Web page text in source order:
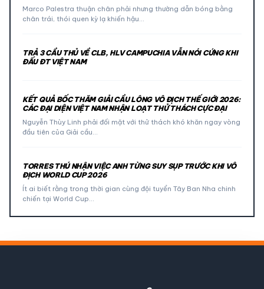
Marco Palestra thuận chân phải nhưng thường dẫn bóng bằng
chân trái, thói quen kỳ lạ khiến hậu…
TRẢ 3 CẦU THỦ VỀ CLB, HLV CAMPUCHIA VẪN NÓI CỨNG KHI
ĐẤU ĐT VIỆT NAM
KẾT QUẢ BỐC THĂM GIẢI CẦU LÔNG VÔ ĐỊCH THẾ GIỚI 2026:
CÁC ĐẠI DIỆN VIỆT NAM NHẬN LOẠT THỬ THÁCH CỰC ĐẠI
Nguyễn Thùy Linh phải đối mặt với thử thách khó khăn ngay vòng
đầu tiên của Giải cầu…
TORRES THÚ NHẬN VIỆC ANH TỪNG SUY SỤP TRƯỚC KHI VÔ
ĐỊCH WORLD CUP 2026
Ít ai biết rằng trong thời gian cùng đội tuyển Tây Ban Nha chinh
chiến tại World Cup…